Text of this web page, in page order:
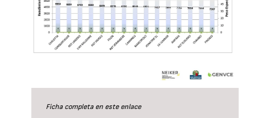
Ficha completa en este enlace